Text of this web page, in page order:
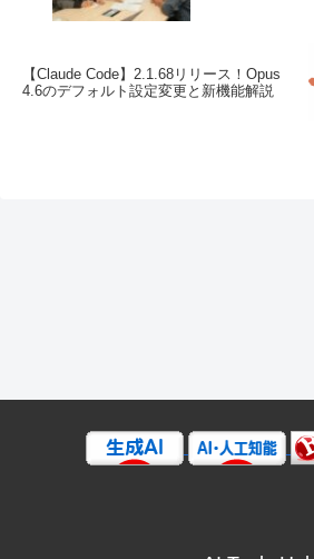
【Claude Code】2.1.68リリース！Opus
4.6のデフォルト設定変更と新機能解説